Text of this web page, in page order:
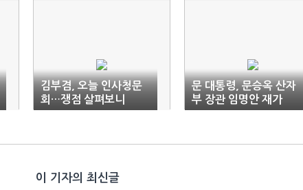
김부겸, 오늘 인사청문
회…쟁점 살펴보니
문 대통령, 문승옥 산자
부 장관 임명안 재가
이 기자의 최신글